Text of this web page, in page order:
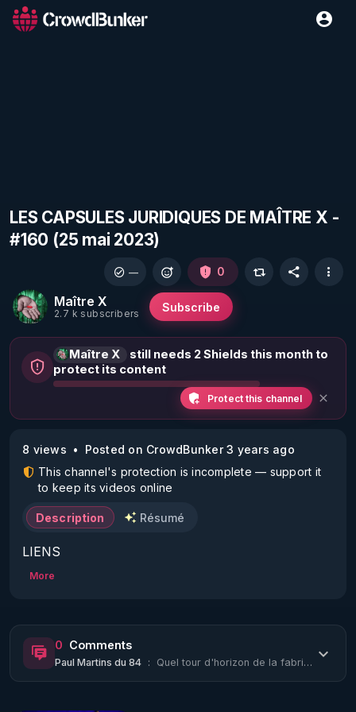
LES CAPSULES JURIDIQUES DE MAÎTRE X -
#160 (25 mai 2023)
Maître X
2.7 k subscribers Subscribe
— 0
Maître X
still needs 2 Shields this month to
protect its content
Protect this channel
8 views
Posted on CrowdBunker 3 years ago
This channel's protection is incomplete — support it
to keep its videos online
Description Résumé
LIENS
Pour suivre sur Telegram les Capsules de Maître X
Chaîne Crowdbunker : https
://crowdbunker.com/@maitreX
Chaîne Youtube : https
://www.youtube.com/channel/UC5JcAzuOy8UpwL
More
0 Comments
Paul Martins du 84 : Quel tour d'horizon de la fabrique du consentement !